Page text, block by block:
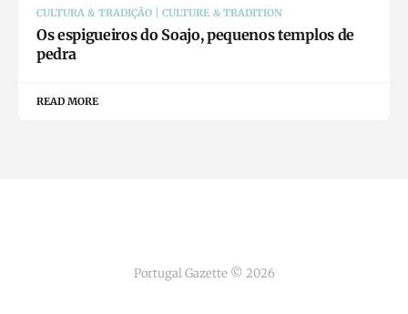
CULTURA & TRADIÇÃO | CULTURE & TRADITION
Os espigueiros do Soajo, pequenos templos de
pedra
READ MORE
Portugal Gazette © 2026